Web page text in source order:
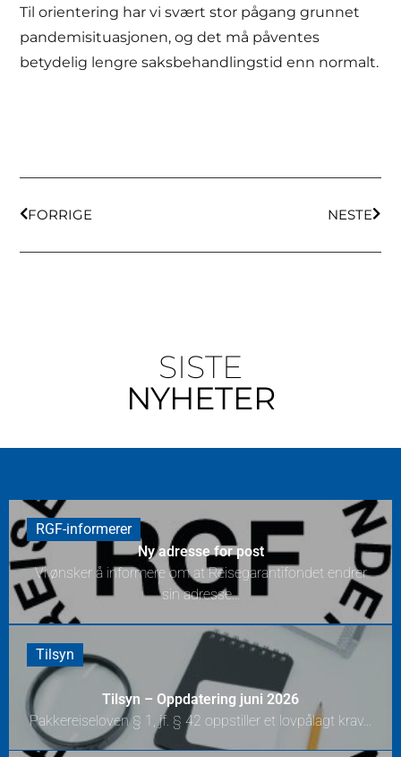
Til orientering har vi svært stor pågang grunnet
pandemisituasjonen, og det må påventes
betydelig lengre saksbehandlingstid enn normalt.
FORRIGE NESTE
SISTE
NYHETER
RGF-informerer
Ny adresse for post
Vi ønsker å informere om at Reisegarantifondet endrer
sin adresse...
Tilsyn
Tilsyn – Oppdatering juni 2026
Pakkereiseloven § 1, jf. § 42 oppstiller et lovpålagt krav...